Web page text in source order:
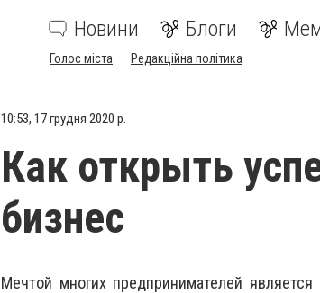
Новини Блоги
Голос міста Редакційна політика
10:53, 17 грудня 2020 р.
Как открыть
бизнес
Мечтой многих предпринимателей